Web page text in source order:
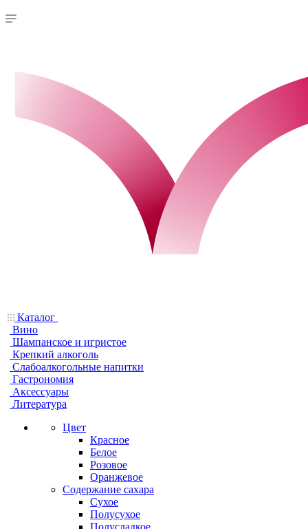
Каталог
Вино
Шампанское и игристое
Крепкий алкоголь
Слабоалкогольные напитки
Гастрономия
Аксессуары
Литература
Цвет
Красное
Белое
Розовое
Оранжевое
Содержание сахара
Сухое
Полусухое
Полусладкое